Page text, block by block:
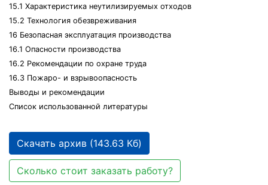
15.1 Характеристика неутилизируемых отходов
15.2 Технология обезвреживания
16 Безопасная эксплуатация производства
16.1 Опасности производства
16.2 Рекомендации по охране труда
16.3 Пожаро- и взрывоопасность
Выводы и рекомендации
Список использованной литературы
Скачать архив (143.63 Кб)
Сколько стоит заказать работу?